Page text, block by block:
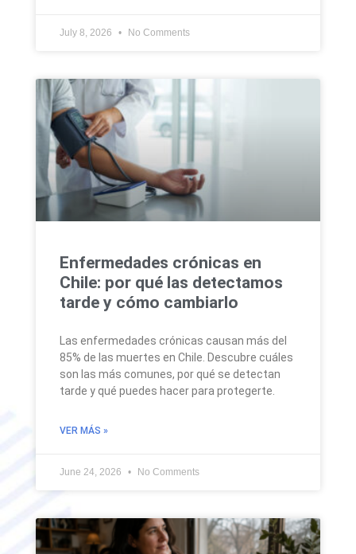
July 8, 2026 No Comments
Enfermedades crónicas en
Chile: por qué las detectamos
tarde y cómo cambiarlo
Las enfermedades crónicas causan más del
85% de las muertes en Chile. Descubre cuáles
son las más comunes, por qué se detectan
tarde y qué puedes hacer para protegerte.
VER MÁS »
June 24, 2026 No Comments